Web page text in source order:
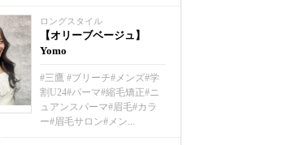
ロングスタイル
【オリーブベージュ】
Yomo
#三鷹 #ブリーチ#メンズ#学
割U24#パーマ#縮毛矯正#ニ
ュアンスパーマ#眉毛#カラ
ー#眉毛サロン#メン...